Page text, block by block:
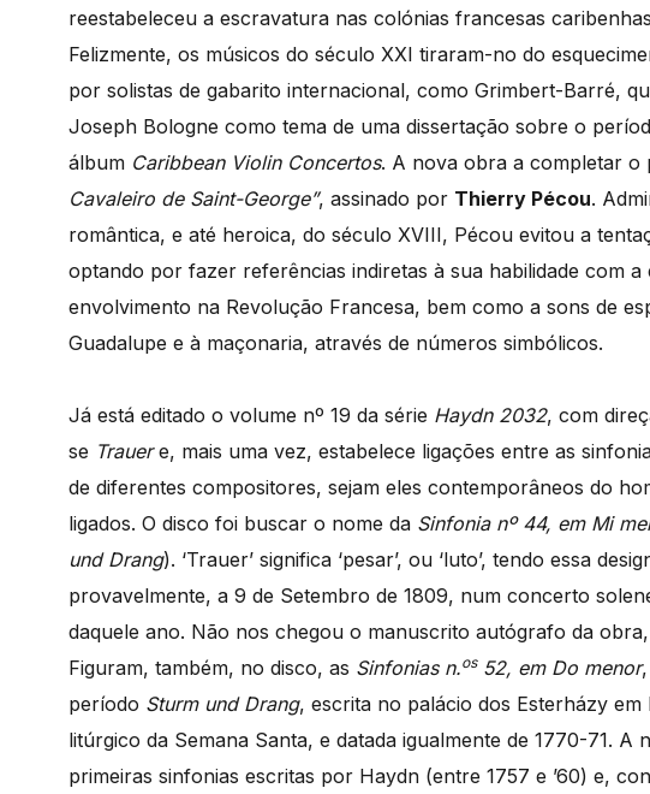
reestabeleceu a escravatura nas colónias francesas
Felizmente, os músicos do século XXI tiraram-no do
por solistas de gabarito internacional, como Grimbert-Barré,
Joseph Bologne como tema de uma dissertação sobre o
álbum Caribbean Violin Concertos. A nova obra a completar o
Cavaleiro de Saint-George”, assinado por Thierry Pécou.
romântica, e até heroica, do século XVIII, Pécou evitou a
optando por fazer referências indiretas à sua habilidade com
envolvimento na Revolução Francesa, bem como a sons de
Guadalupe e à maçonaria, através de números simbólicos.
Já está editado o volume nº 19 da série Haydn 2032, com
se Trauere, mais uma vez, estabelece ligações entre as
de diferentes compositores, sejam eles contemporâneos do
ligados. O disco foi buscar o nome da Sinfonia nº 44, em Mi
und Drang). ‘Trauer’ significa ‘pesar’, ou ‘luto’, tendo essa
provavelmente, a 9 de Setembro de 1809, num concerto
daquele ano. Não nos chegou o manuscrito autógrafo da obra,
Figuram, também, no disco, as Sinfonias n.os52, em Do menor
período Sturm und Drang, escrita no palácio dos Esterházy
litúrgico da Semana Santa, e datada igualmente de 1770-71. A
primeiras sinfonias escritas por Haydn (entre 1757 e ’60) e,